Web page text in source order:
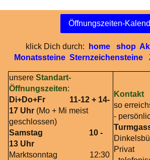
Öffnungszeiten-
klick Dich durch: home shop
Monatssteine Sternzeichensteine
unsere Standart-
Öffnungszeiten:
Di+Do+Fr 11-12 + 14-
17 Uhr (Mo + Mi meist
geschlossen)
Samstag 10 -
13 Uhr
Marktsonntag 12:30
Kontakt
so
-
Privat